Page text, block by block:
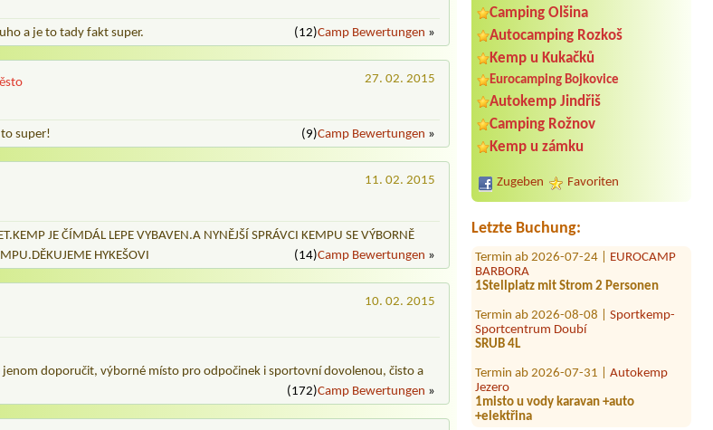
Camping Olšina
Autocamping Rozkoš
Kemp u Kukačků
Eurocamping Bojkovice
Autokemp Jindřiš
Camping Rožnov
Kemp u zámku
Zugeben Favoriten
Letzte Buchung:
Termin ab 2026-08-07 |
Rozkoš
Termin ab 2026-08-01 |
BALDI Jesenice
Termin ab 2026-07-24 |
1Stellplatz mit Strom 2 Personen
Termin ab 2026-08-08 | Sportkemp-
SRUB 4L
Termin ab 2026-07-31 |
1misto u vody karavan +auto
+elektřina
Termin ab 2026-07-23 |
a je to tady fakt super. (12)Camp Bewertungen »
27. 02. 2015
super! (9)Camp Bewertungen »
11. 02. 2015
JE ČÍMDÁL LEPE VYBAVEN.A NYNĚJŠÍ SPRÁVCI KEMPU SE VÝBORNĚ
HYKEŠOVI
(14)Camp Bewertungen »
10. 02. 2015
doporučit, výborné místo pro odpočinek i sportovní dovolenou, čisto a
(172)Camp Bewertungen »